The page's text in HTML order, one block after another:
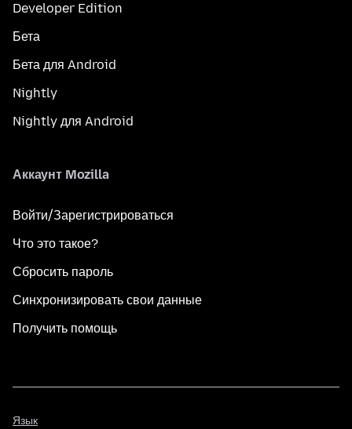
Developer Edition
Бета
Бета для Android
Nightly
Nightly для Android
Аккаунт Mozilla
Войти/Зарегистрироваться
Что это такое?
Сбросить пароль
Синхронизировать свои данные
Получить помощь
Язык